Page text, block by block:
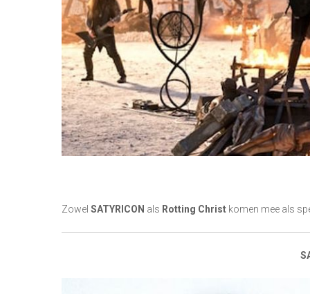
Zowel SATYRICON als Rotting Christ komen mee als